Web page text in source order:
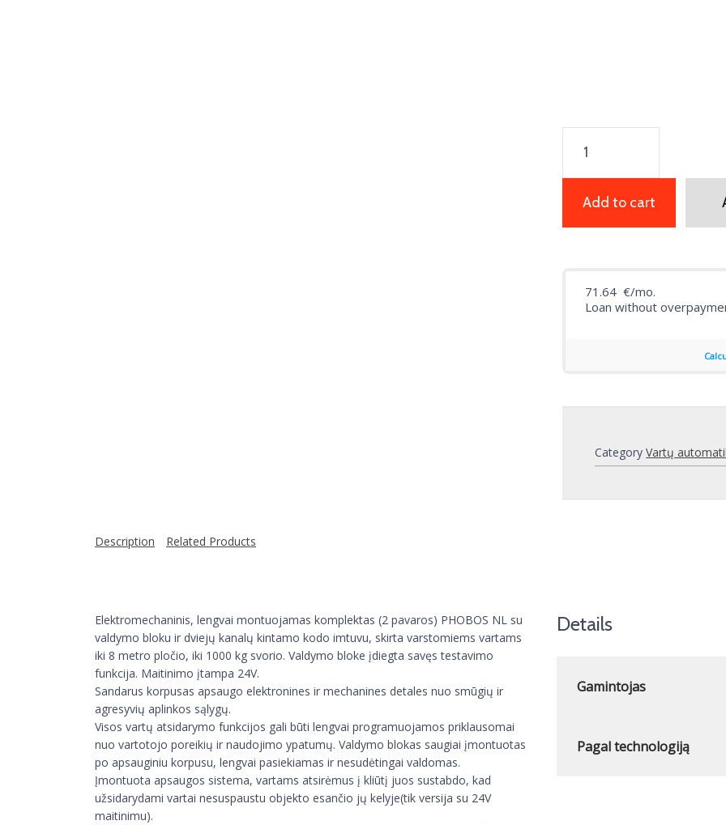
vartų
A40
Add to cart
CategoryVartų
Description Related Products
Elektromechaninis, lengvai montuojamas komplektas (2 pavaros) PHOBOS NL su
valdymo bloku ir dviejų kanalų kintamo kodo imtuvu, skirta varstomiems vartams
iki 8 metro pločio, iki 1000 kg svorio. Valdymo bloke įdiegta savęs testavimo
funkcija. Maitinimo įtampa 24V.
Sandarus korpusas apsaugo elektronines ir mechanines detales nuo smūgių ir
agresyvių aplinkos sąlygų.
Visos vartų atsidarymo funkcijos gali būti lengvai programuojamos priklausomai
nuo vartotojo poreikių ir naudojimo ypatumų. Valdymo blokas saugiai įmontuotas
po apsauginiu korpusu, lengvai pasiekiamas ir nesudėtingai valdomas.
Įmontuota apsaugos sistema, vartams atsirėmus į kliūtį juos sustabdo, kad
užsidarydami vartai nesuspaustu objekto esančio jų kelyje(tik versija su 24V
maitinimu).
Details
Gamintojas
Pagal technologiją